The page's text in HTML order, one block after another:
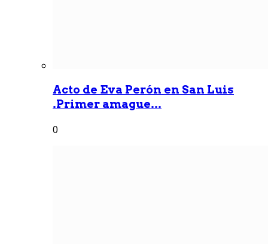
Acto de Eva Perón en San Luis
.Primer amague...
0